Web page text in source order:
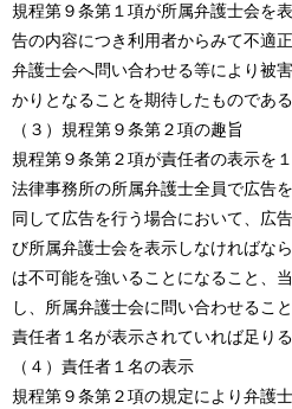
規程第９条第１項が所属弁護士会を
告の内容につき利用者からみて不適
弁護士会へ問い合わせる等により被
かりとなることを期待したものである
（３）規程第９条第２項の趣旨
規程第９条第２項が責任者の表示を
法律事務所の所属弁護士全員で広告
同して広告を行う場合において、広
び所属弁護士会を表示しなければな
は不可能を強いることになること、
し、所属弁護士会に問い合わせるこ
責任者１名が表示されていれば足り
（４）責任者１名の表示
規程第９条第２項の規定により弁護